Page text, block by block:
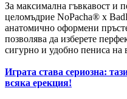
За максимална гъвкавост и
целомъдрие NoPacha® x
анатомично оформени
позволява да изберете
сигурно и удобно пениса на
Играта става сериозна:
всяка ерекция!